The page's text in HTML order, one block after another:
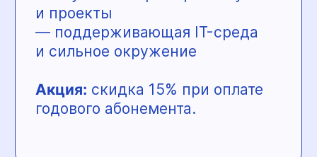
В «Маленькой стране»
возможна оплата материнским
капиталом.
Подробности — по телефону